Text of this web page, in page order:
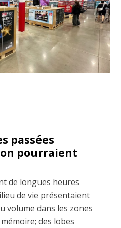
passées
pourraient
de longues heures
de vie présentaient
volume dans les zones
des lobes